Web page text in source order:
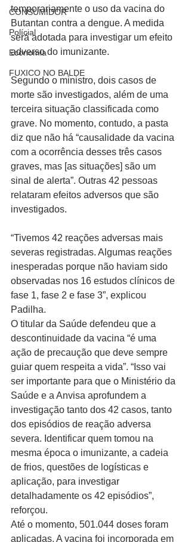
CONSUMIDOR
Polícial
Economia
FUXICO NO BALDE
temporariamente o uso da vacina do
Butantan contra a dengue. A medida
será adotada para investigar um efeito
adverso do imunizante.
Segundo o ministro, dois casos de
morte são investigados, além de uma
terceira situação classificada como
grave. No momento, contudo, a pasta
diz que não há “causalidade da vacina
com a ocorrência desses três casos
graves, mas [as situações] são um
sinal de alerta”. Outras 42 pessoas
relataram efeitos adversos que são
investigados.
“Tivemos 42 reações adversas mais
severas registradas. Algumas reações
inesperadas porque não haviam sido
observadas nos 16 estudos clínicos de
fase 1, fase 2 e fase 3”, explicou
Padilha.
O titular da Saúde defendeu que a
descontinuidade da vacina “é uma
ação de precaução que deve sempre
guiar quem respeita a vida”. “Isso vai
ser importante para que o Ministério da
Saúde e a Anvisa aprofundem a
investigação tanto dos 42 casos, tanto
dos episódios de reação adversa
severa. Identificar quem tomou na
mesma época o imunizante, a cadeia
de frios, questões de logísticas e
aplicação, para investigar
detalhadamente os 42 episódios”,
reforçou.
Até o momento, 501.044 doses foram
aplicadas. A vacina foi incorporada em